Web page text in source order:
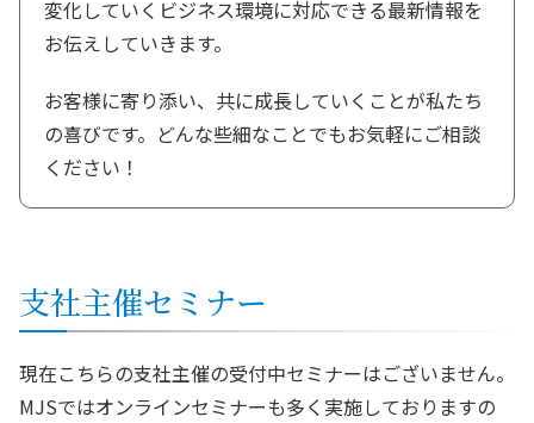
変化していくビジネス環境に対応できる最新情報を
お伝えしていきます。
お客様に寄り添い、共に成長していくことが私たち
の喜びです。どんな些細なことでもお気軽にご相談
ください！
支社主催セミナー
現在こちらの支社主催の受付中セミナーはございません。
MJSではオンラインセミナーも多く実施しておりますの